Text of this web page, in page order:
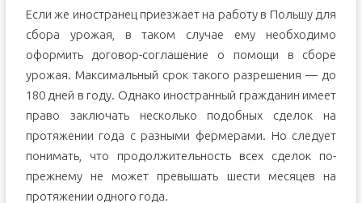
Если же иностранец приезжает на работу в Польшу для
сбора урожая, в таком случае ему необходимо
оформить договор-соглашение о помощи в сборе
урожая. Максимальный срок такого разрешения — до
180 дней в году. Однако иностранный гражданин имеет
право заключать несколько подобных сделок на
протяжении года с разными фермерами. Но следует
понимать, что продолжительность всех сделок по-
прежнему не может превышать шести месяцев на
протяжении одного года.